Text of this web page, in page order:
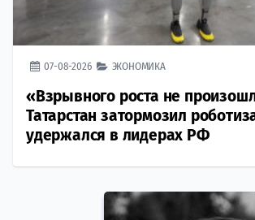
07-08-2026 ЭКОНОМИКА
«Взрывного роста не
Татарстан затормозил
удержался в лидерах РФ